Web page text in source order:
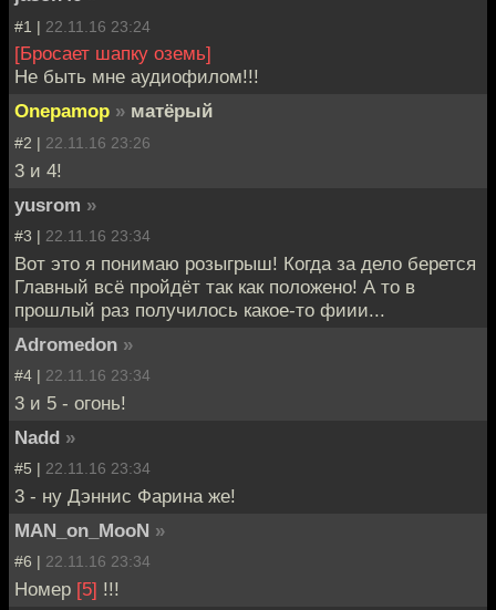
#1 | 22.11.16 23:24
[Бросает шапку оземь]
Не быть мне аудиофилом!!!
Onepamop » матёрый
#2 | 22.11.16 23:26
3 и 4!
yusrom »
#3 | 22.11.16 23:34
Вот это я понимаю розыгрыш! Когда за дело берется
Главный всё пройдёт так как положено! А то в
прошлый раз получилось какое-то фиии...
Adromedon »
#4 | 22.11.16 23:34
3 и 5 - огонь!
Nadd »
#5 | 22.11.16 23:34
3 - ну Дэннис Фарина же!
MAN_on_MooN »
#6 | 22.11.16 23:34
Номер [5] !!!